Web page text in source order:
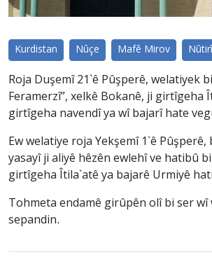
Kurdistan Nûçe Mafê Mirov
Roja Duşemî 21`ê Pûşperê, welatiyek
Feramerzî”, xelkê Bokanê, ji girtîgeha
girtîgeha navendî ya wî bajarî hate
Ew welatiye roja Yekşemî 1`ê
yasayî ji aliyê hêzên ewlehî ve hatibû
girtîgeha Îtila`atê ya bajarê Urmiyê
Tohmeta endamê girûpên olî bi ser wî
sepandin.